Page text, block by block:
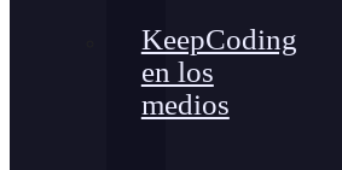
KeepCoding
en los
medios